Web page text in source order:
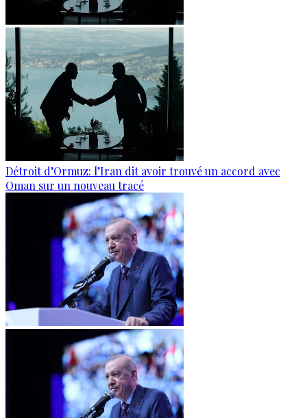
Détroit d’Ormuz: l’Iran dit avoir trouvé un accord avec
Oman sur un nouveau tracé